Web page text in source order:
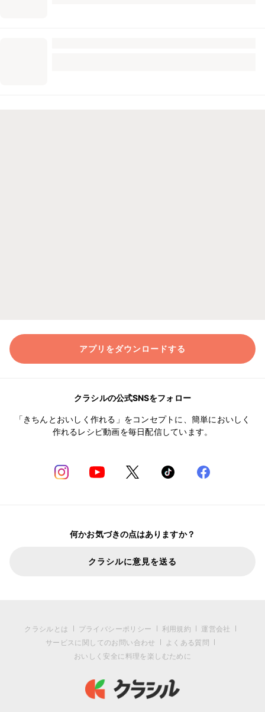
アプリをダウンロードする
クラシルの公式SNSをフォロー
「きちんとおいしく作れる」をコンセプトに、簡単においしく
作れるレシピ動画を毎日配信しています。
何かお気づきの点はありますか？
クラシルに意見を送る
クラシルとは プライバシーポリシー 利用規約
運営会社
サービスに関してのお問い合わせ
よくある質問
おいしく安全に料理を楽しむために